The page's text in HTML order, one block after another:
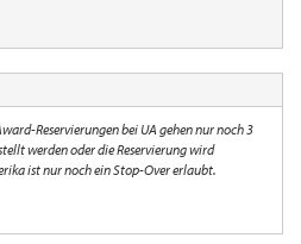
Reservierungen bei UA gehen nur noch 3
werden oder die Reservierung wird
ist nur noch ein Stop-Over erlaubt.